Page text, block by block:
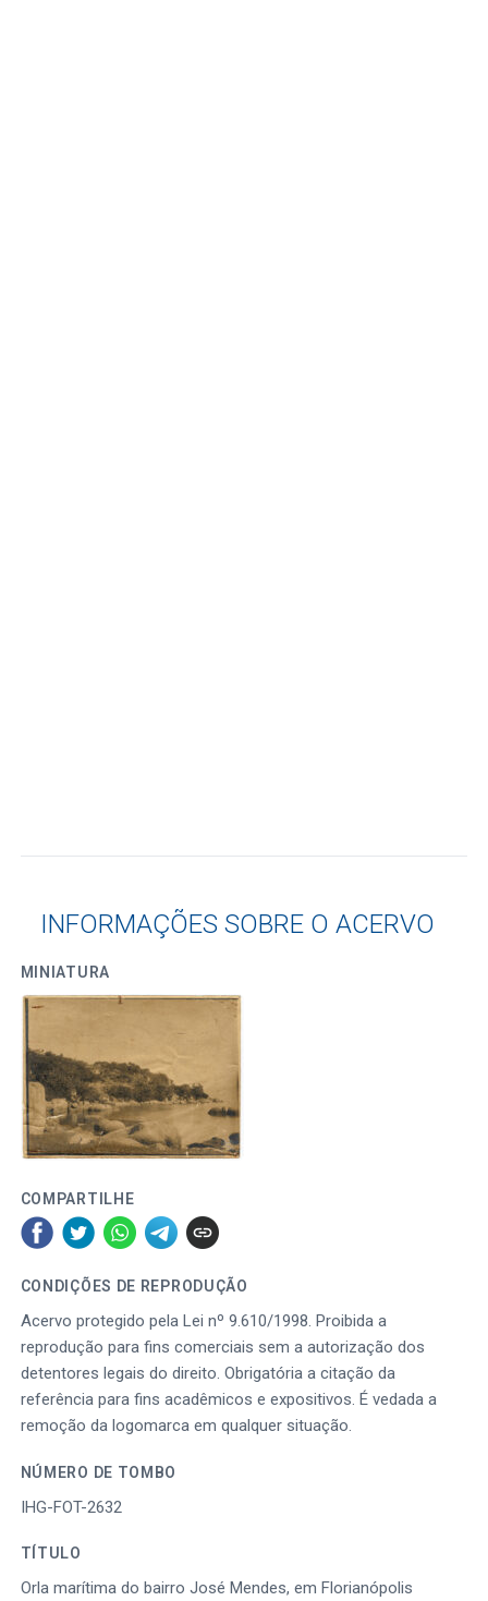
INFORMAÇÕES SOBRE O ACERVO
MINIATURA
COMPARTILHE
CONDIÇÕES DE REPRODUÇÃO
Acervo protegido pela Lei nº 9.610/1998. Proibida a
reprodução para fins comerciais sem a autorização dos
detentores legais do direito. Obrigatória a citação da
referência para fins acadêmicos e expositivos. É vedada a
remoção da logomarca em qualquer situação.
NÚMERO DE TOMBO
IHG-FOT-2632
TÍTULO
Orla marítima do bairro José Mendes, em Florianópolis